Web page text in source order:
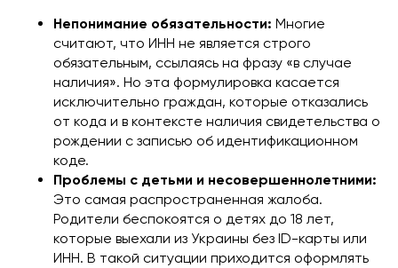
Непонимание обязательности: Многие
считают, что ИНН не является строго
обязательным, ссылаясь на фразу «в случае
наличия». Но эта формулировка касается
исключительно граждан, которые отказались
от кода и в контексте наличия свидетельства о
рождении с записью об идентификационном
коде.
Проблемы с детьми и несовершеннолетними:
Это самая распространенная жалоба.
Родители беспокоятся о детях до 18 лет,
которые выехали из Украины без ID-карты или
ИНН. В такой ситуации приходится оформлять